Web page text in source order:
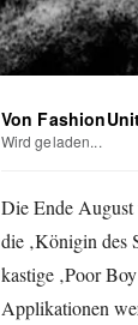
Von
Wird geladen...
Die Ende August
die ‚Königin des
kastige ‚Poor
Applikationen